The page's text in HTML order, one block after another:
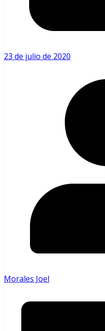
23 de julio de 2020
Morales Joel